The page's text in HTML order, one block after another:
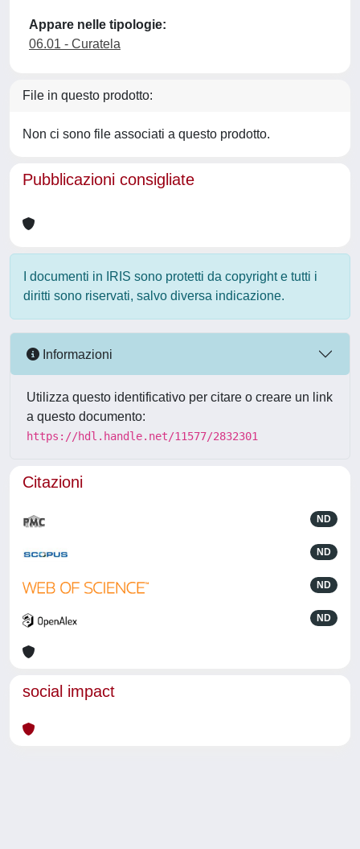
Appare nelle tipologie:
06.01 - Curatela
File in questo prodotto:
Non ci sono file associati a questo prodotto.
Pubblicazioni consigliate
I documenti in IRIS sono protetti da copyright e tutti i
diritti sono riservati, salvo diversa indicazione.
Informazioni
Utilizza questo identificativo per citare o creare un link
a questo documento:
https://hdl.handle.net/11577/2832301
Citazioni
ND
ND
ND
ND
social impact